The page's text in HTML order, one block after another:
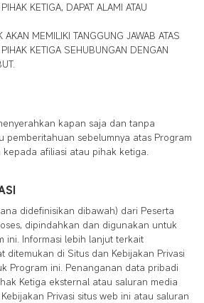
KETIGA, DAPAT ALAMI ATAU
AKAN MEMILIKI TANGGUNG JAWAB ATAS
KETIGA SEHUBUNGAN DENGAN
kapan saja dan tanpa
pemberitahuan sebelumnya atas Program
afiliasi atau pihak ketiga.
didefinisikan dibawah) dari Peserta
dipindahkan dan digunakan untuk
ini. Informasi lebih lanjut terkait
ditemukan di Situs dan Kebijakan Privasi
Program ini. Penanganan data pribadi
Ketiga eksternal atau saluran media
Privasi situs web ini atau saluran